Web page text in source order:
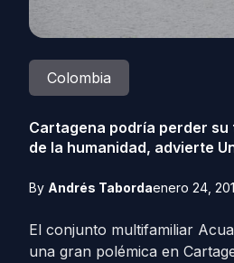
Colombia
Cartagena podría perder
de la humanidad, advierte
By Andrés Tabordaenero 24,
El conjunto multifamiliar
una gran polémica en